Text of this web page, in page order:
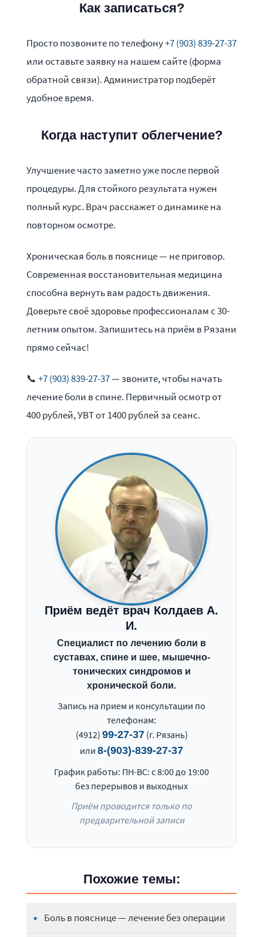
Как записаться?
Просто позвоните по телефону+7 (903) 839-27-37
или оставьте заявку на нашем сайте (форма
обратной связи). Администратор подберёт
удобное время.
Когда наступит облегчение?
Улучшение часто заметно уже после первой
процедуры. Для стойкого результата нужен
полный курс. Врач расскажет о динамике на
повторном осмотре.
Хроническая боль в пояснице — не приговор.
Современная восстановительная медицина
способна вернуть вам радость движения.
Доверьте своё здоровье профессионалам с 30-
летним опытом. Запишитесь на приём в Рязани
прямо сейчас!
📞 +7 (903) 839-27-37— звоните, чтобы начать
лечение боли в спине. Первичный осмотр от
400 рублей, УВТ от 1400 рублей за сеанс.
Приём ведёт врач Колдаев А.
И.
Специалист по лечению боли в
суставах, спине и шее, мышечно-
тонических синдромов и
хронической боли.
Запись на прием и консультации по
телефонам:
(4912) 99-27-37(г. Рязань)
или 8-(903)-839-27-37
График работы: ПН-ВС: с 8:00 до 19:00
без перерывов и выходных
Приём проводится только по
предварительной записи
Похожие темы:
Боль в пояснице — лечение без операции